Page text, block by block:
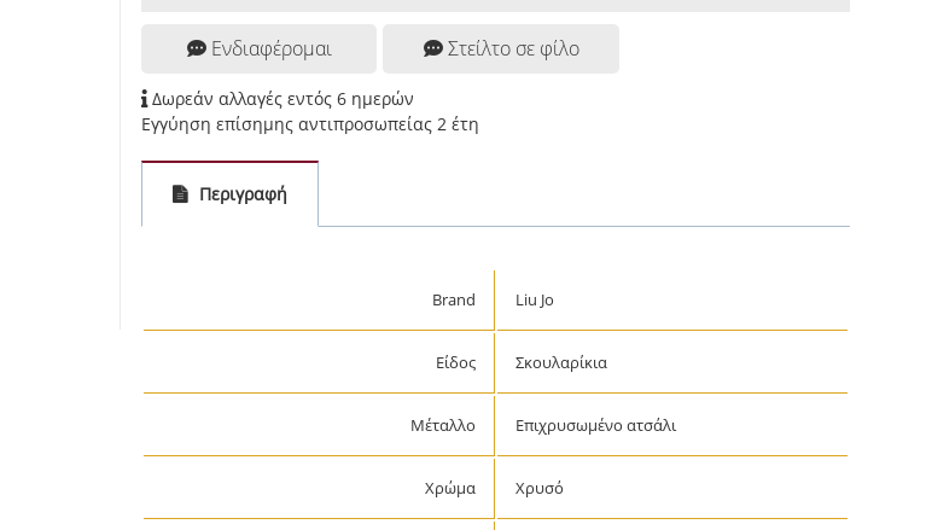
Ενδιαφέρομαι Στείλτο σε φίλο
Δωρεάν αλλαγές εντός 6 ημερών
Εγγύηση επίσημης αντιπροσωπείας 2 έτη
Περιγραφή
Brand Liu Jo
Είδος Σκουλαρίκια
Μέταλλο Επιχρυσωμένο ατσάλι
Χρώμα Χρυσό